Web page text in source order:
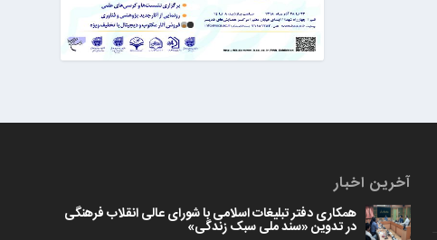
آخرین اخبار
همکاری دفتر تبلیغات اسلامی با شورای عالی انقلاب فرهنگی
در تدوین «سند ملی سبک زندگی»